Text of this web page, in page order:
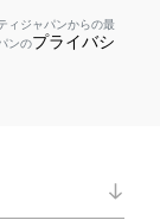
ィジャパンからの最
ンのプライバシ